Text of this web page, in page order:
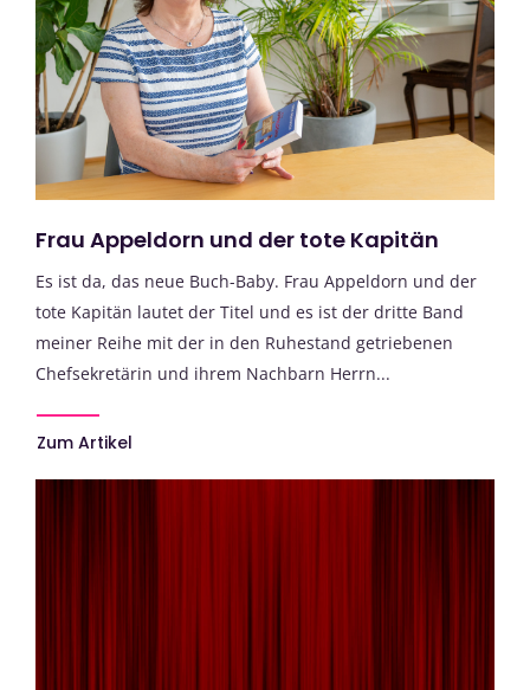
Frau Appeldorn und der tote Kapitän
Es ist da, das neue Buch-Baby. Frau Appeldorn und der
tote Kapitän lautet der Titel und es ist der dritte Band
meiner Reihe mit der in den Ruhestand getriebenen
Chefsekretärin und ihrem Nachbarn Herrn...
Zum Artikel